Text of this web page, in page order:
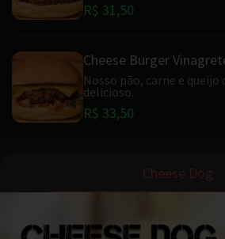
R$ 31,50
Cheese Burger
Nosso pão, carne e
delicioso.
R$ 33,50
Cheese Dog